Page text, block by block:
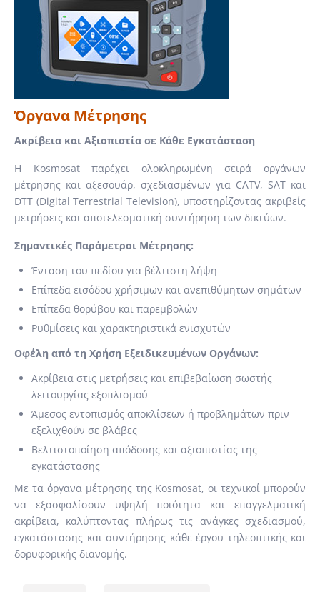
Όργανα Μέτρησης
Ακρίβεια και Αξιοπιστία σε Κάθε Εγκατάσταση
Η Kosmosat παρέχει ολοκληρωμένη σειρά οργάνων
μέτρησης και αξεσουάρ, σχεδιασμένων για CATV, SAT και
DTT (Digital Terrestrial Television), υποστηρίζοντας ακριβείς
μετρήσεις και αποτελεσματική συντήρηση των δικτύων.
Σημαντικές Παράμετροι Μέτρησης:
Ένταση του πεδίου για βέλτιστη λήψη
Επίπεδα εισόδου χρήσιμων και ανεπιθύμητων σημάτων
Επίπεδα θορύβου και παρεμβολών
Ρυθμίσεις και χαρακτηριστικά ενισχυτών
Οφέλη από τη Χρήση Εξειδικευμένων Οργάνων:
Ακρίβεια στις μετρήσεις και επιβεβαίωση σωστής
λειτουργίας εξοπλισμού
Άμεσος εντοπισμός αποκλίσεων ή προβλημάτων πριν
εξελιχθούν σε βλάβες
Βελτιστοποίηση απόδοσης και αξιοπιστίας της
εγκατάστασης
Με τα όργανα μέτρησης της Kosmosat, οι τεχνικοί μπορούν
να εξασφαλίσουν υψηλή ποιότητα και επαγγελματική
ακρίβεια, καλύπτοντας πλήρως τις ανάγκες σχεδιασμού,
εγκατάστασης και συντήρησης κάθε έργου τηλεοπτικής και
δορυφορικής διανομής.